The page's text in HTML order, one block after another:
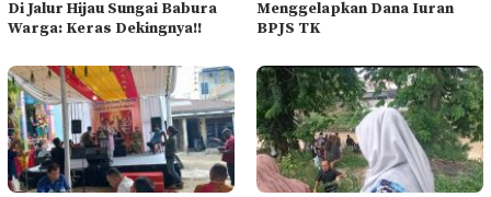
Di Jalur Hijau Sungai Babura
Warga: Keras Dekingnya!!
Menggelapkan Dana Iuran
BPJS TK